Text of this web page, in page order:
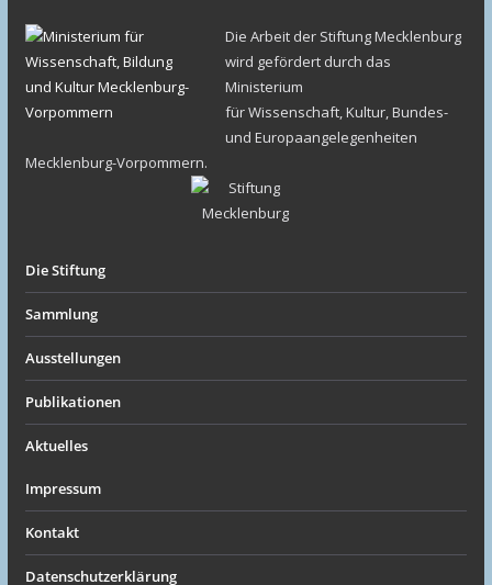
Die Arbeit der Stiftung Mecklenburg
wird gefördert durch das
Ministerium
für Wissenschaft, Kultur, Bundes-
und Europaangelegenheiten
Mecklenburg-Vorpommern.
Die Stiftung
Sammlung
Ausstellungen
Publikationen
Aktuelles
Impressum
Kontakt
Datenschutzerklärung